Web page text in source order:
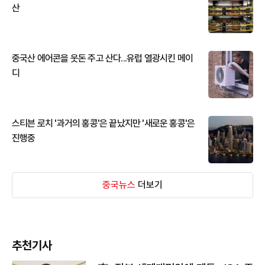
산
중국산 에어콘을 웃돈 주고 산다...유럽 열광시킨 메이
디
스티븐 로치 '과거의 홍콩'은 끝났지만 '새로운 홍콩'은
진행중
중국뉴스 더보기
추천기사